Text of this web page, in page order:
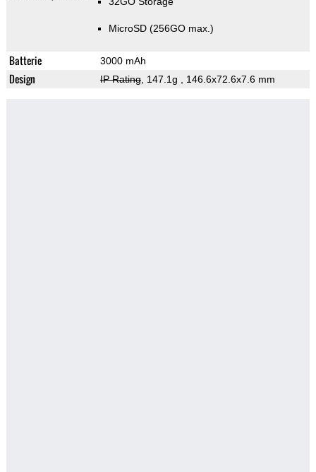
MicroSD (256GO max.)
Batterie 3000 mAh
Design IP Rating, 147.1g , 146.6x72.6x7.6 mm